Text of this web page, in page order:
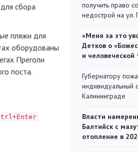
сбора
пляжи для
оборудованы
Преголи
поста.
получить право
недострой на ул.
«Меня за это
Детков о
и человеческой
Губернатору
индивидуальный
Калининграде
Власти
Балтийск с
отопление в